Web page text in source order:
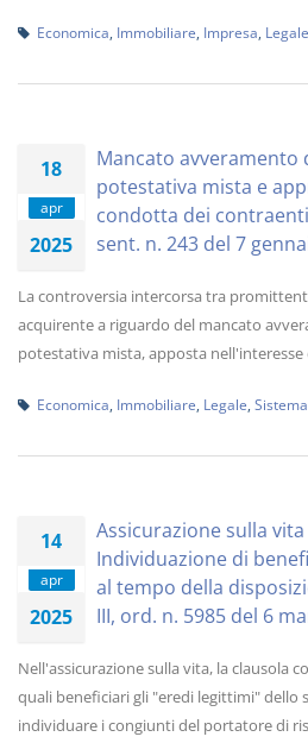
Economica Immobiliare Impresa Legale
18
apr
2025
Mancato avveramento
potestativa mista e
condotta dei
sent. n. 243 del 7
La controversia intercorsa tra
acquirente a riguardo del mancato
potestativa mista, apposta
Economica Immobiliare Legale
14
apr
2025
Assicurazione sulla
Individuazione di
al tempo della
III, ord. n. 5985 del 6
Nell'assicurazione sulla vita, la clausola
quali beneficiari gli "eredi legittimi" dello
individuare i congiunti del portatore di